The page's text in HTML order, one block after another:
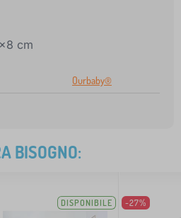
cm
Ourbaby®
BISOGNO:
DISPONIBILE -27%